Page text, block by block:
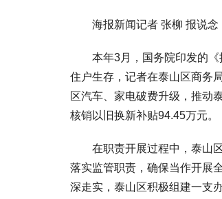
海报新闻记者 张柳 报说念
本年3月，国务院印发的《推
住户生存，记者在泰山区商务
区汽车、家电破费升级，推动
核销以旧换新补贴94.45万元。
在职责开展过程中，泰山区
落实监管职责，确保当作开展
深走实，泰山区积极组建一支